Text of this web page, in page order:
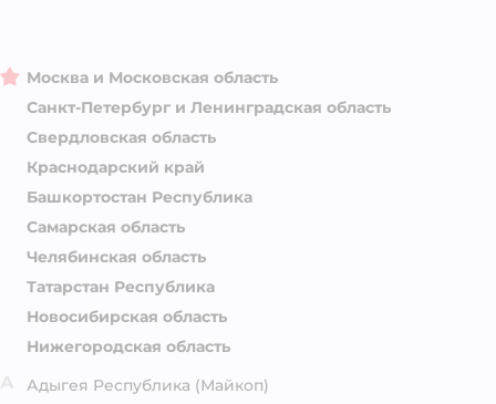
Москва и Московская область
Санкт-Петербург и Ленинградская область
Свердловская область
Краснодарский край
Башкортостан Республика
Самарская область
Челябинская область
Татарстан Республика
Новосибирская область
Нижегородская область
Адыгея Республика (Майкоп)